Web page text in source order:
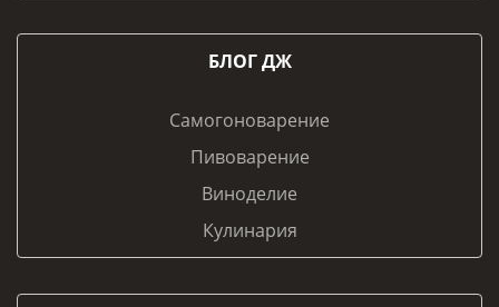
БЛОГ ДЖ
Самогоноварение
Пивоварение
Виноделие
Кулинария